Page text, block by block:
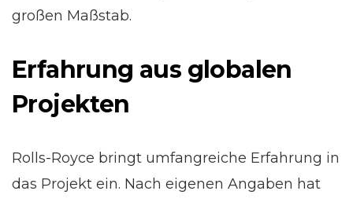
großen Maßstab.
Erfahrung aus globalen
Projekten
Rolls-Royce bringt umfangreiche Erfahrung in
das Projekt ein. Nach eigenen Angaben hat